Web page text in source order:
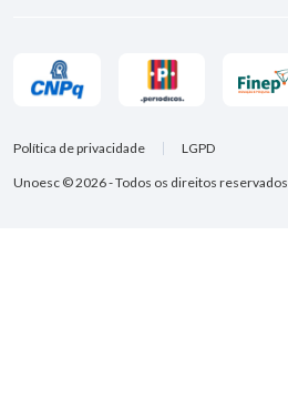
Unoesc © 2026 - Todos os direitos reservados
Política de privacidade LGPD